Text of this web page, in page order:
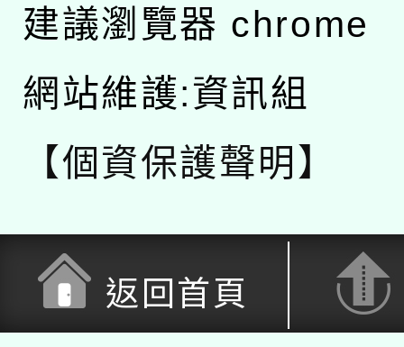
建議瀏覽器 chrome
網站維護:資訊組
【個資保護聲明】
返回首頁